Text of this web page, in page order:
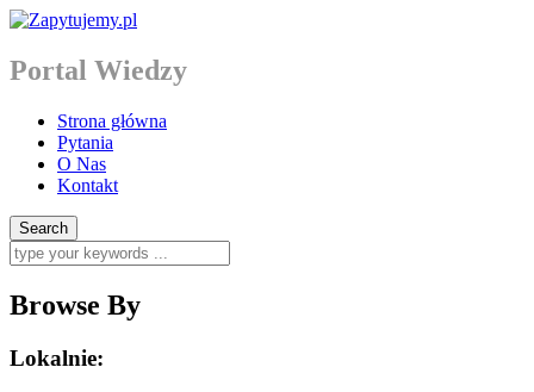
Portal Wiedzy
Strona główna
Pytania
O Nas
Kontakt
Browse By
Lokalnie: